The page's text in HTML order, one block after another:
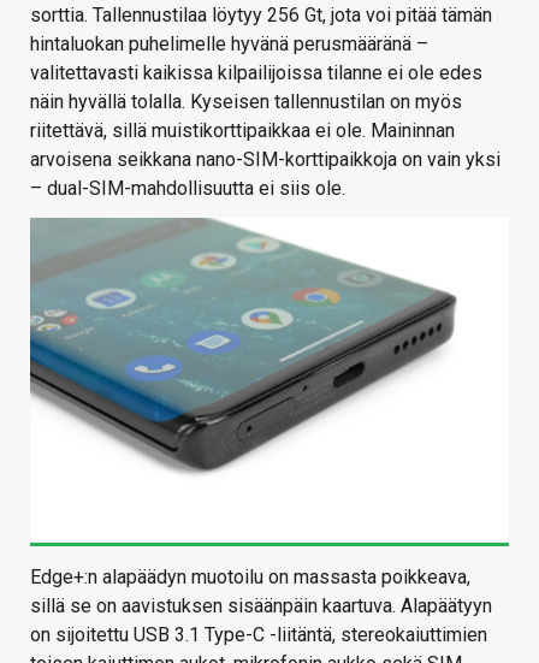
sorttia. Tallennustilaa löytyy 256 Gt, jota voi pitää tämän
hintaluokan puhelimelle hyvänä perusmääränä –
valitettavasti kaikissa kilpailijoissa tilanne ei ole edes
näin hyvällä tolalla. Kyseisen tallennustilan on myös
riitettävä, sillä muistikorttipaikkaa ei ole. Maininnan
arvoisena seikkana nano-SIM-korttipaikkoja on vain yksi
– dual-SIM-mahdollisuutta ei siis ole.
Edge+:n alapäädyn muotoilu on massasta poikkeava,
sillä se on aavistuksen sisäänpäin kaartuva. Alapäätyyn
on sijoitettu USB 3.1 Type-C -liitäntä, stereokaiuttimien